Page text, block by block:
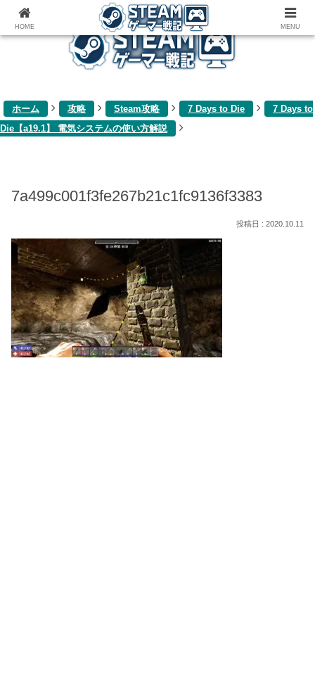
ゲーム関連雑記ブログ
ホーム 攻略 Steam攻略 7 Days to Die
7 Days to
Die【a19.1】 電気システムの使い方解説
7a499c001f3fe267b21c1fc9136f3383
2020.10.11
HOME MENU